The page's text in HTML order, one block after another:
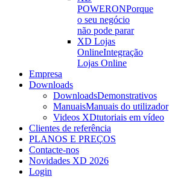
POWERONPorque
o seu negócio
não pode parar
XD Lojas
OnlineIntegração
Lojas Online
Empresa
Downloads
DownloadsDemonstrativos
ManuaisManuais do utilizador
Videos XDtutoriais em vídeo
Clientes de referência
PLANOS E PREÇOS
Contacte-nos
Novidades XD 2026
Login